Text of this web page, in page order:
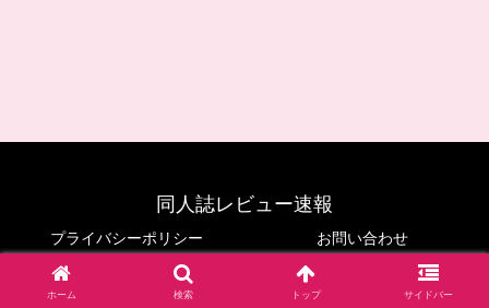
同人誌レビュー速報
プライバシーポリシー お問い合わせ
© 2024 同人誌レビュー速報.
ホーム 検索 トップ サイドバー